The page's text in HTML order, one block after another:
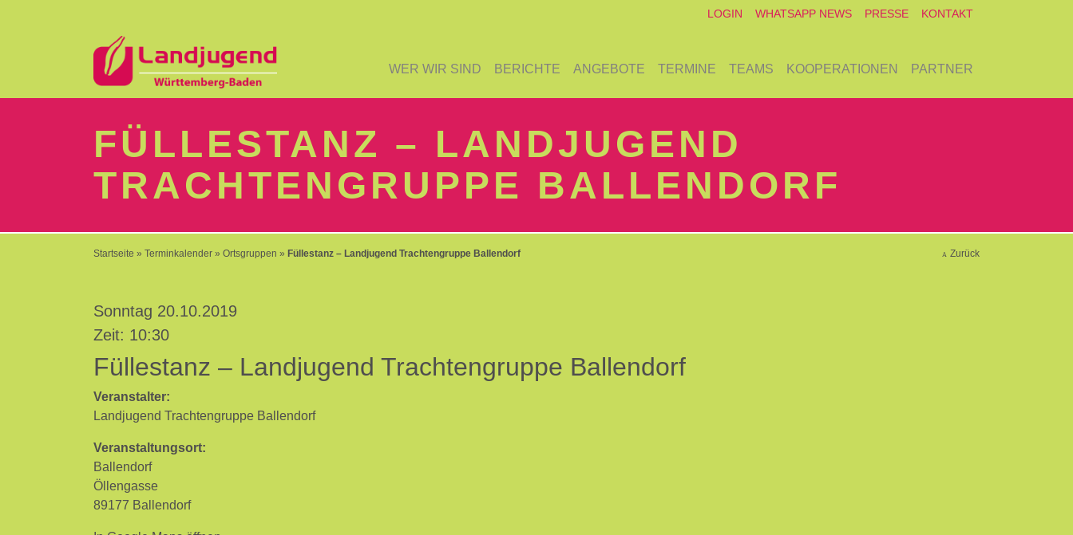
LOGIN WHATSAPP NEWS PRESSE KONTAKT
WER WIR SIND BERICHTE ANGEBOTE TERMINE TEAMS KOOPERATIONEN PARTNER
FÜLLESTANZ – LANDJUGEND
TRACHTENGRUPPE BALLENDORF
Startseite » Terminkalender » Ortsgruppen » Füllestanz – Landjugend Trachtengruppe Ballendorf Zurück
Sonntag 20.10.2019
Zeit: 10:30
Füllestanz – Landjugend Trachtengruppe Ballendorf
Veranstalter:
Landjugend Trachtengruppe Ballendorf
Veranstaltungsort:
Ballendorf
Öllengasse
89177 Ballendorf